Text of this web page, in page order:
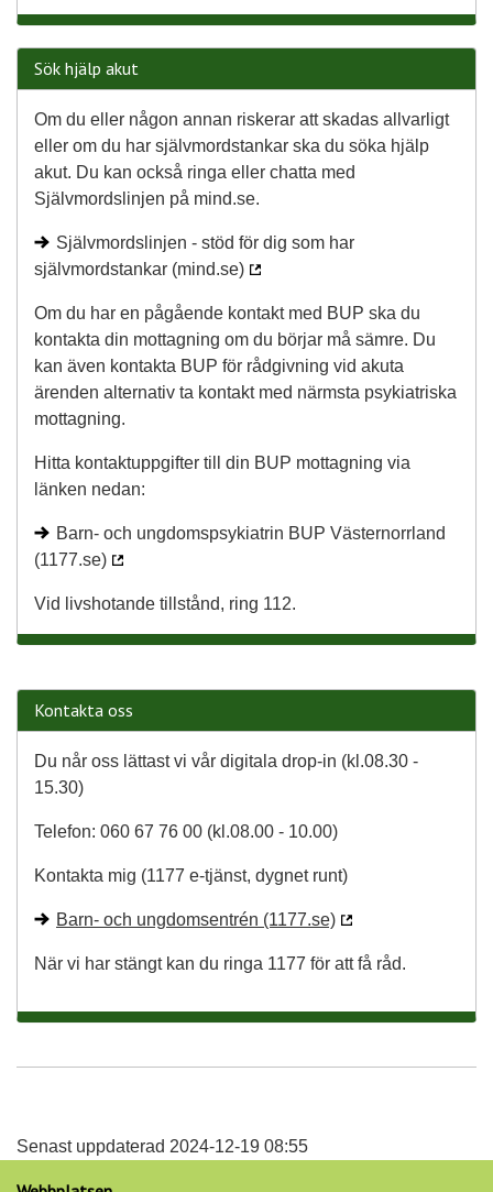
Sök hjälp akut
Om du eller någon annan riskerar att skadas allvarligt
eller om du har självmordstankar ska du söka hjälp
akut. Du kan också ringa eller chatta med
Självmordslinjen på mind.se.
Självmordslinjen - stöd för dig som har
självmordstankar (mind.se)
Om du har en pågående kontakt med BUP ska du
kontakta din mottagning om du börjar må sämre. Du
kan även kontakta BUP för rådgivning vid akuta
ärenden alternativ ta kontakt med närmsta psykiatriska
mottagning.
Hitta kontaktuppgifter till din BUP mottagning via
länken nedan:
Barn- och ungdomspsykiatrin BUP Västernorrland
(1177.se)
Vid livshotande tillstånd, ring 112.
Kontakta oss
Du når oss lättast vi vår digitala drop-in (kl.08.30 -
15.30)
Telefon: 060 67 76 00 (kl.08.00 - 10.00)
Kontakta mig (1177 e-tjänst, dygnet runt)
Barn- och ungdomsentrén (1177.se)
När vi har stängt kan du ringa 1177 för att få råd.
Senast uppdaterad 2024-12-19 08:55